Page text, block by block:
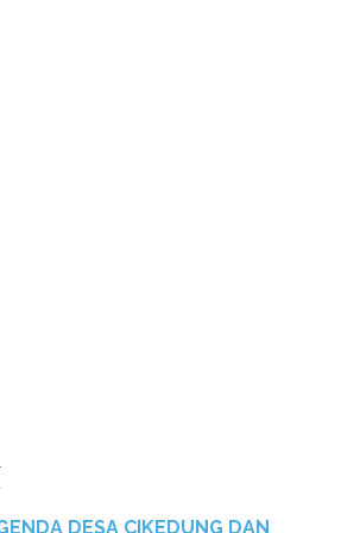
DESA CIKEDUNG DAN